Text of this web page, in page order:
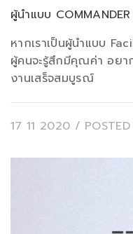
ผู้นำแบบ
หากเราเป็นผู้นำแบบ
ผู้คนจะรู้สึกมีคุณค่า อยา
งานเสร็จสมบูรณ์
17 11 2020 /